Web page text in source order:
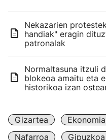
Nekazarien
handiak" eragin
patronalak
Normaltasuna itzuli
blokeoa amaitu eta
historikoa izan
Gizartea Ekonomia
Nafarroa
Gipuzkoa